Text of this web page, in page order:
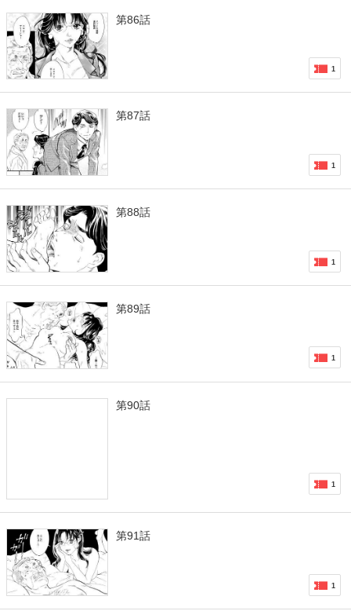
第86話
1
第87話
1
第88話
1
第89話
1
第90話
1
第91話
1